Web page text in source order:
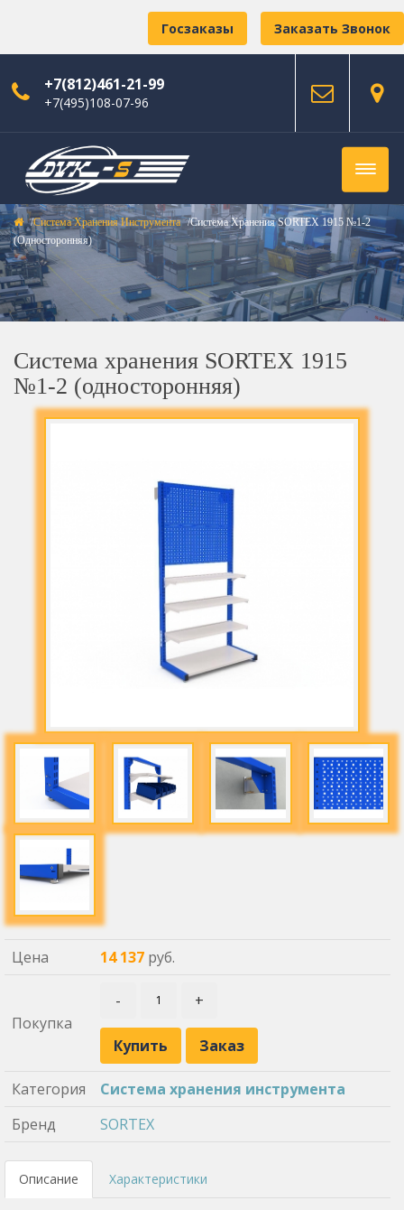
Заказать Звонок
Госзаказы
+7(812)461-21-99
+7(495)108-07-96
Система Хранения Инструмента
Система Хранения SORTEX 1915 №1-2
(односторонняя)
Система хранения SORTEX 1915
№1-2 (односторонняя)
Цена 14 137 руб.
Покупка
- +
Купить Заказ
Категория
Система хранения инструмента
Бренд
SORTEX
Описание Характеристики